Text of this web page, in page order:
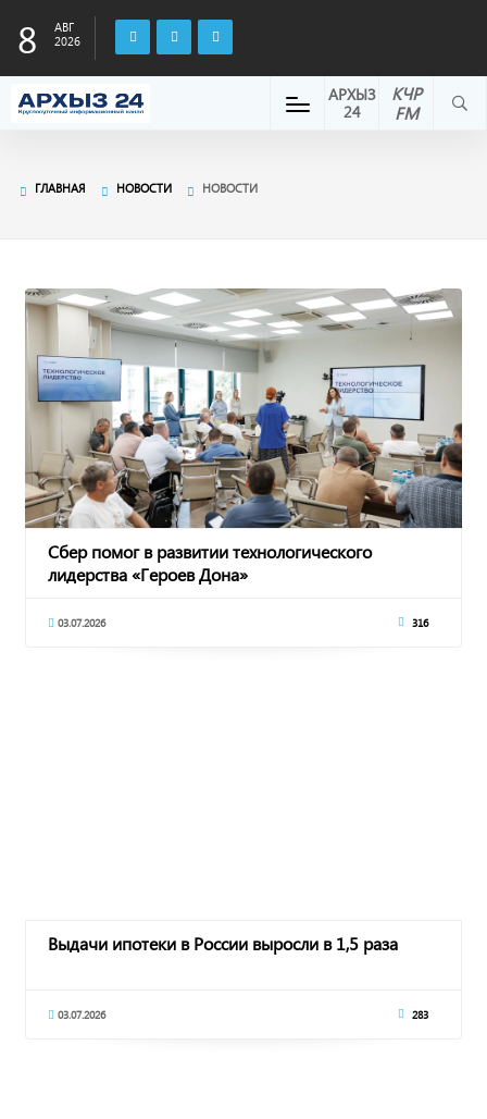
8
АВГ
2026
КЧР
FM
АРХЫЗ
24
ГЛАВНАЯ НОВОСТИ НОВОСТИ
Сбер помог в развитии технологического
лидерства «Героев Дона»
03.07.2026 316
Выдачи ипотеки в России выросли в 1,5 раза
03.07.2026 283